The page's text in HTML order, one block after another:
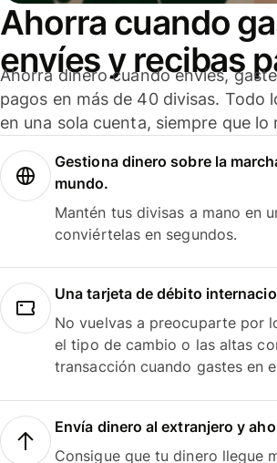
Ahorra cuando
envíes y recibas
Ahorra dinero cuando envíes,
pagos en más de 40 divisas. Todo
en una sola cuenta, siempre que lo
Gestiona dinero sobre la
mundo.
Mantén tus divisas a mano en
conviértelas en segundos.
Una tarjeta de débito
No vuelvas a preocuparte por
el tipo de cambio o las altas
transacción cuando gastes en
Envía dinero al extranjero y
Consigue que tu dinero llegue